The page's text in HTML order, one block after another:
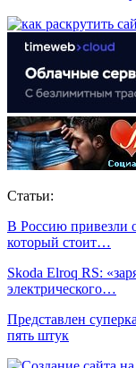
Статьи:
В Россию привезли
который стоит…
Skoda Elroq RS:
электрического…
Представлен
пять штук